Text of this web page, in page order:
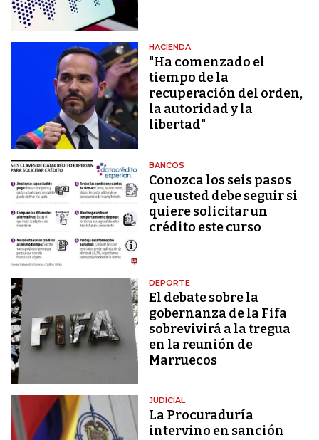
HACIENDA
"Ha comenzado el
tiempo de la
recuperación del orden,
la autoridad y la
libertad"
BANCOS
Conozca los seis pasos
que usted debe seguir si
quiere solicitar un
crédito este curso
DEPORTE
El debate sobre la
gobernanza de la Fifa
sobrevivirá a la tregua
en la reunión de
Marruecos
JUDICIAL
La Procuraduría
intervino en sanción